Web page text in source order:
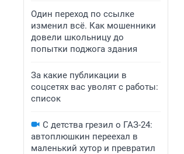
Один переход по ссылке
изменил всё. Как мошенники
довели школьницу до
попытки поджога здания
За какие публикации в
соцсетях вас уволят с работы:
список
С детства грезил о ГАЗ-24:
автоплюшкин переехал в
маленький хутор и превратил